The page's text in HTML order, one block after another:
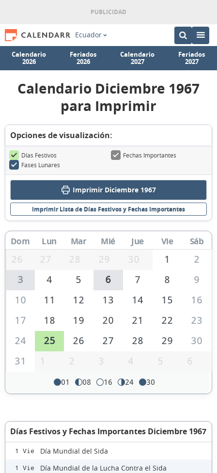
Ecuador
Calendario
2026
Feriados
2026
Calendario
2027
Feriados
2027
Calendario Diciembre 1967
para Imprimir
Opciones de visualización:
Días Festivos
Fechas Importantes
Fases Lunares
Imprimir Diciembre 1967
Imprimir Lista de Días Festivos y Fechas Importantes
Dom Lun Mar Mié Jue Vie Sáb
26 27 28 29 30 1
2
3
4 5 6 7 8
9
10
11 12 13 14 15
16
17
18 19 20 21 22
23
24
25 26 27 28 29
30
31
1 2 3 4 5 6
01 08 16 24 30
Días Festivos y Fechas Importantes Diciembre 1967
1 Vie Día Mundial del Sida
1 Vie Día Mundial de la Lucha Contra el Sida